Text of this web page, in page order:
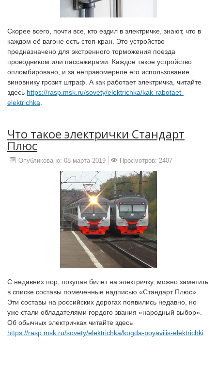
Скорее всего, почти все, кто ездил в электричке, знают, что в
каждом её вагоне есть стоп-кран. Это устройство
предназначено для экстренного торможения поезда
проводником или пассажирами. Каждое такое устройство
опломбировано, и за неправомерное его использование
виновнику грозит штраф. А как работает электричка, читайте
здесь https://rasp.msk.ru/sovety/elektrichka/kak-rabotaet-
elektrichka
Что такое электрички Стандарт
Плюс
Опубликовано: 08 марта 2019 Просмотров: 2407
С недавних пор, покупая билет на электричку, можно заметить
в списке составы помеченные надписью «Стандарт Плюс».
Эти составы на российских дорогах появились недавно, но
уже стали обладателями гордого звания «народный выбор».
Об обычных электричках читайте здесь
https://rasp.msk.ru/sovety/elektrichka/kogda-poyavilis-elektrichki